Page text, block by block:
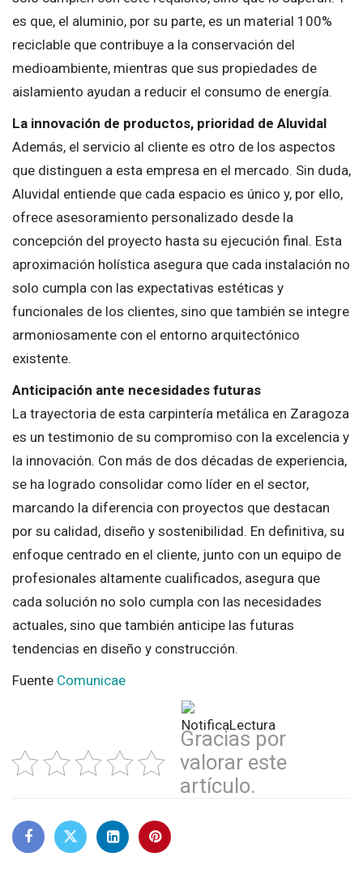
es que, el aluminio, por su parte, es un material 100%
reciclable que contribuye a la conservación del
medioambiente, mientras que sus propiedades de
aislamiento ayudan a reducir el consumo de energía.
La innovación de productos, prioridad de Aluvidal
Además, el servicio al cliente es otro de los aspectos
que distinguen a esta empresa en el mercado. Sin duda,
Aluvidal entiende que cada espacio es único y, por ello,
ofrece asesoramiento personalizado desde la
concepción del proyecto hasta su ejecución final. Esta
aproximación holística asegura que cada instalación no
solo cumpla con las expectativas estéticas y
funcionales de los clientes, sino que también se integre
armoniosamente con el entorno arquitectónico
existente.
Anticipación ante necesidades futuras
La trayectoria de esta carpintería metálica en Zaragoza
es un testimonio de su compromiso con la excelencia y
la innovación. Con más de dos décadas de experiencia,
se ha logrado consolidar como líder en el sector,
marcando la diferencia con proyectos que destacan
por su calidad, diseño y sostenibilidad. En definitiva, su
enfoque centrado en el cliente, junto con un equipo de
profesionales altamente cualificados, asegura que
cada solución no solo cumpla con las necesidades
actuales, sino que también anticipe las futuras
tendencias en diseño y construcción.
Fuente Comunicae
Gracias por
valorar este
artículo.